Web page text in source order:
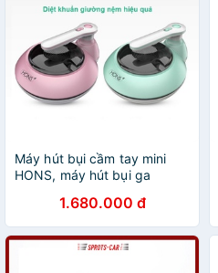
Máy hút bụi cầm tay mini
HONS, máy hút bụi ga
1.680.000 đ